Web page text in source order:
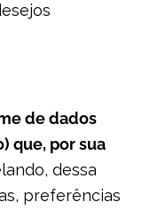
de dados
que, por sua
dessa
preferências